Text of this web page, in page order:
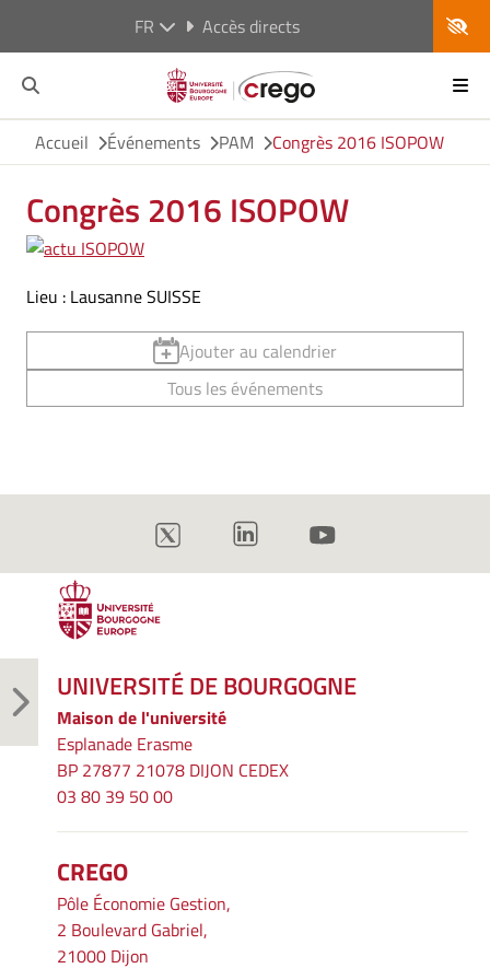
FR Accès directs
Accueil Événements PAM Congrès 2016 ISOPOW
Congrès 2016 ISOPOW
Lieu : Lausanne SUISSE
Ajouter au calendrier
Tous les événements
UNIVERSITÉ DE BOURGOGNE
Maison de l'université
Esplanade Erasme
BP 27877 21078 DIJON CEDEX
03 80 39 50 00
CREGO
Pôle Économie Gestion,
2 Boulevard Gabriel,
21000 Dijon